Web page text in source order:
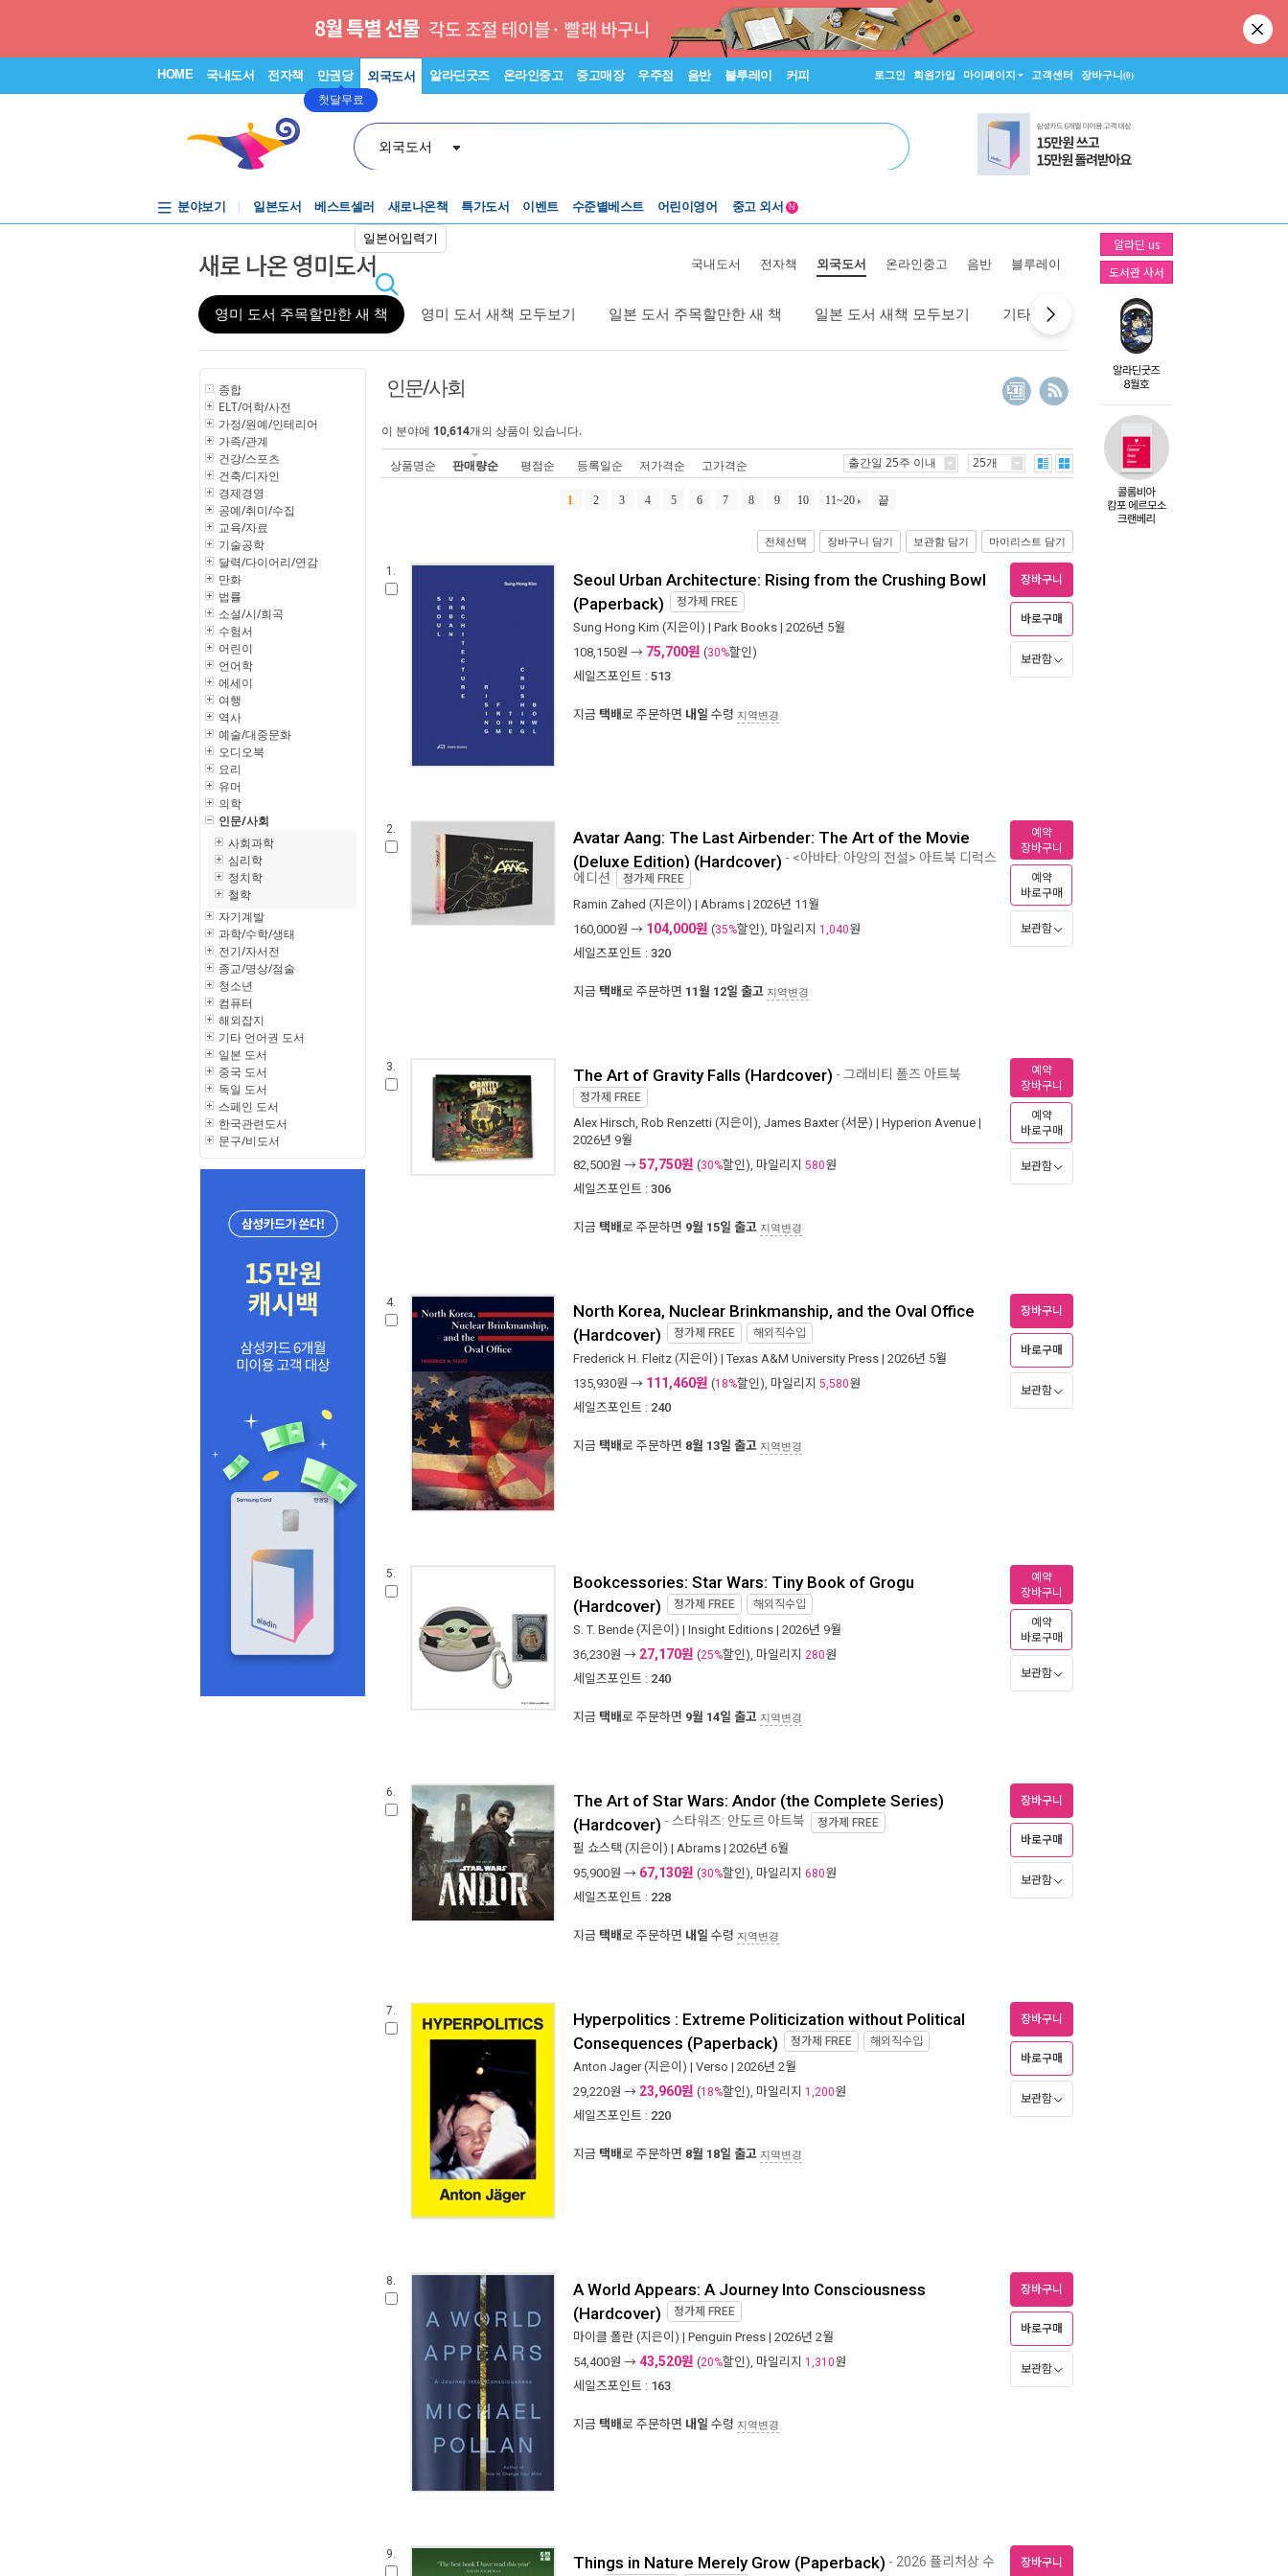
HOME 국내도서 전자책 만권당
첫달무료
외국도서 알라딘굿즈 온라인중고 중고매장 우주점 음반 블루레이 커피 로그인 회원가입 마이페이지 고객센터 장바구니(0)
외국도서
일본어입력기
분야보기 일본도서 베스트셀러 새로나온책 특가도서 이벤트
수준별베스트
어린이영어
중고 외서
N
알라딘 us
도서관 사서
새로 나온 영미도서 국내도서 전자책 외국도서 온라인중고 음반 블루레이
영미 도서 주목할만한 새 책 영미 도서 새책 모두보기 일본 도서 주목할만한 새 책 일본 도서 새책 모두보기 기타 국가 새책 모두보기
종합
ELT/어학/사전
가정/원예/인테리어
가족/관계
건강/스포츠
건축/디자인
경제경영
공예/취미/수집
교육/자료
기술공학
달력/다이어리/연감
만화
법률
소설/시/희곡
수험서
어린이
언어학
에세이
여행
역사
예술/대중문화
오디오북
요리
유머
의학
인문/사회
사회과학
심리학
정치학
철학
자기계발
과학/수학/생태
전기/자서전
종교/명상/점술
청소년
컴퓨터
해외잡지
기타 언어권 도서
일본 도서
중국 도서
독일 도서
스페인 도서
한국관련도서
문구/비도서
인문/사회
이 분야에 10,614개의 상품이 있습니다.
상품명순 판매량순 평점순 등록일순 저가격순 고가격순 출간일 25주 이내 25개
1 2 3 4 5 6 7 8 9 10 11~20 끝
전체선택 장바구니 담기 보관함 담기 마이리스트 담기
1. Seoul Urban Architecture: Rising from the Crushing Bowl
(Paperback) 정가제 FREE
Sung Hong Kim (지은이) | Park Books | 2026년 5월
108,150원 → 75,700원 (30%할인)
세일즈포인트 : 513
지금 택배로 주문하면 내일 수령 지역변경
장바구니
바로구매
보관함
2. Avatar Aang: The Last Airbender: The Art of the Movie
(Deluxe Edition) (Hardcover) - <아바타: 아앙의 전설> 아트북 디럭스
에디션 정가제 FREE
Ramin Zahed (지은이) | Abrams | 2026년 11월
160,000원 → 104,000원 (35%할인), 마일리지 1,040원
세일즈포인트 : 320
지금 택배로 주문하면 11월 12일 출고 지역변경
예약
장바구니
예약
바로구매
보관함
3. The Art of Gravity Falls (Hardcover) - 그래비티 폴즈 아트북
정가제 FREE
Alex Hirsch, Rob Renzetti (지은이), James Baxter(서문) | Hyperion Avenue |
2026년 9월
82,500원 → 57,750원 (30%할인), 마일리지 580원
세일즈포인트 : 306
지금 택배로 주문하면 9월 15일 출고 지역변경
예약
장바구니
예약
바로구매
보관함
4. North Korea, Nuclear Brinkmanship, and the Oval Office
(Hardcover) 정가제 FREE 해외직수입
Frederick H. Fleitz (지은이) |Texas A&M University Press | 2026년 5월
135,930원 → 111,460원 (18%할인), 마일리지 5,580원
세일즈포인트 : 240
지금 택배로 주문하면 8월 13일 출고 지역변경
장바구니
바로구매
보관함
5. Bookcessories: Star Wars: Tiny Book of Grogu
(Hardcover) 정가제 FREE 해외직수입
S. T. Bende (지은이) | Insight Editions | 2026년 9월
36,230원 → 27,170원 (25%할인), 마일리지 280원
세일즈포인트 : 240
지금 택배로 주문하면 9월 14일 출고 지역변경
예약
장바구니
예약
바로구매
보관함
6. The Art of Star Wars: Andor (the Complete Series)
(Hardcover) - 스타워즈: 안도르 아트북 정가제 FREE
필 쇼스택 (지은이) | Abrams | 2026년 6월
95,900원 → 67,130원 (30%할인), 마일리지 680원
세일즈포인트 : 228
지금 택배로 주문하면 내일 수령 지역변경
장바구니
바로구매
보관함
7. Hyperpolitics : Extreme Politicization without Political
Consequences (Paperback) 정가제 FREE 해외직수입
Anton Jager(지은이) | Verso | 2026년 2월
29,220원 → 23,960원 (18%할인), 마일리지 1,200원
세일즈포인트 : 220
지금 택배로 주문하면 8월 18일 출고 지역변경
장바구니
바로구매
보관함
8. A World Appears: A Journey Into Consciousness
(Hardcover) 정가제 FREE
마이클 폴란 (지은이) | Penguin Press | 2026년 2월
54,400원 → 43,520원 (20%할인), 마일리지 1,310원
세일즈포인트 : 163
지금 택배로 주문하면 내일 수령 지역변경
장바구니
바로구매
보관함
9. Things in Nature Merely Grow (Paperback) - 2026 퓰리처상 수 장바구니